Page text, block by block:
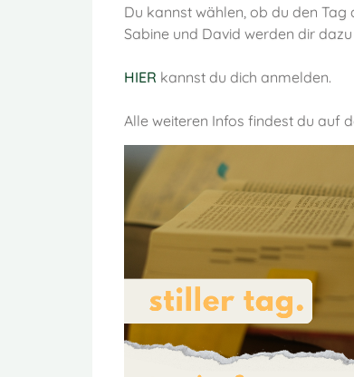
Du kannst wählen, ob du den
Sabine und David werden dir
HIER kannst du dich anmelden.
Alle weiteren Infos findest du auf